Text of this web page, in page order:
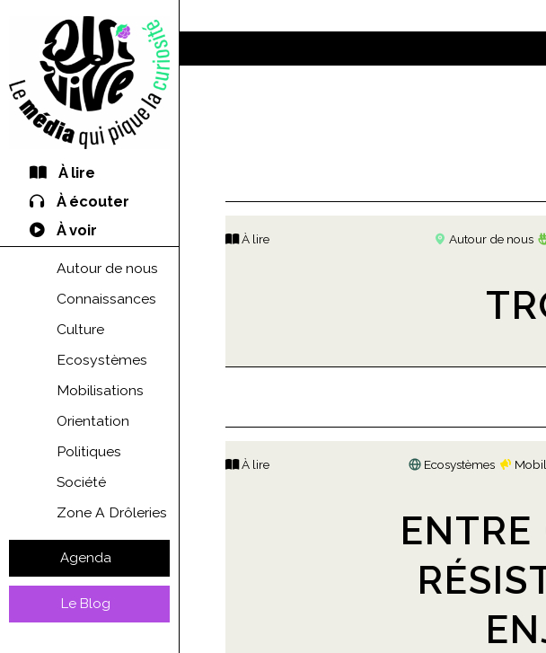
À lire
À écouter
À voir
Autour de nous
Connaissances
Culture
Ecosystèmes
Mobilisations
Orientation
Politiques
Société
Zone A Drôleries
Agenda
Le Blog
À lire Autour de nous
À lire Ecosystèmes
ENTRE